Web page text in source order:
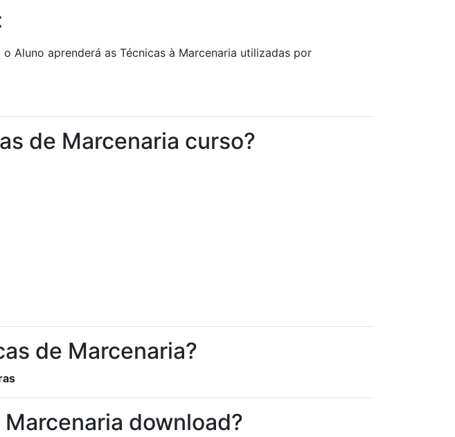
Aluno aprenderá as Técnicas à Marcenaria utilizadas por
de Marcenaria curso?
de Marcenaria?
download?